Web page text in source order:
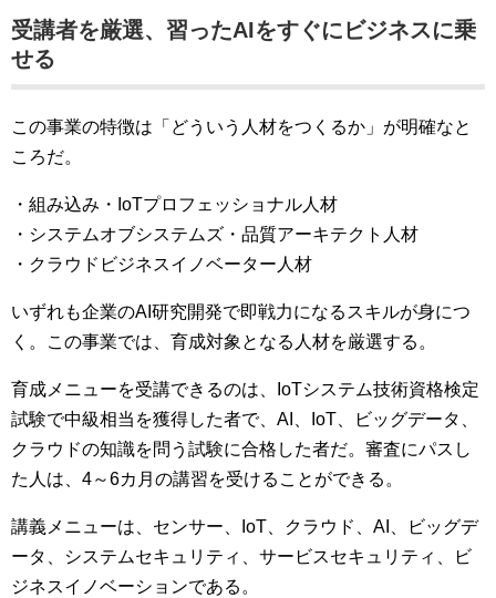
受講者を厳選、習ったAIをすぐにビジネスに乗
せる
この事業の特徴は「どういう人材をつくるか」が明確なと
ころだ。
・組み込み・IoTプロフェッショナル人材
・システムオブシステムズ・品質アーキテクト人材
・クラウドビジネスイノベーター人材
いずれも企業のAI研究開発で即戦力になるスキルが身につ
く。
この事業では、育成対象となる人材を厳選する。
育成メニューを受講できるのは、IoTシステム技術資格検定
試験で中級相当を獲得した者で、AI、IoT、ビッグデータ、
クラウドの知識を問う試験に合格した者だ。 審査にパスし
た人は、4～6カ月の講習を受けることができる。
講義メニューは、センサー、IoT、クラウド、AI、ビッグデ
ータ、システムセキュリティ、サービスセキュリティ、ビ
ジネスイノベーションである。